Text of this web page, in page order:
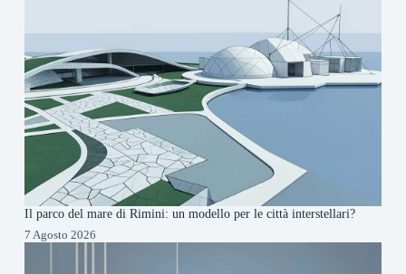
Il parco del mare di Rimini: un modello per le città interstellari?
7 Agosto 2026